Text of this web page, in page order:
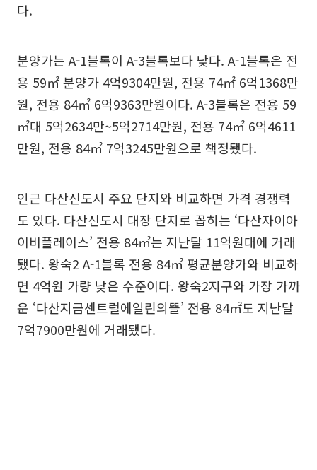
다.
분양가는 A-1블록이 A-3블록보다 낮다. A-1블록은 전
용 59㎡ 분양가 4억9304만원, 전용 74㎡ 6억1368만
원, 전용 84㎡ 6억9363만원이다. A-3블록은 전용 59
㎡대 5억2634만~5억2714만원, 전용 74㎡ 6억4611
만원, 전용 84㎡ 7억3245만원으로 책정됐다.
인근 다산신도시 주요 단지와 비교하면 가격 경쟁력
도 있다. 다산신도시 대장 단지로 꼽히는 ‘다산자이아
이비플레이스’ 전용 84㎡는 지난달 11억원대에 거래
됐다. 왕숙2 A-1블록 전용 84㎡ 평균분양가와 비교하
면 4억원 가량 낮은 수준이다. 왕숙2지구와 가장 가까
운 ‘다산지금센트럴에일린의뜰’ 전용 84㎡도 지난달
7억7900만원에 거래됐다.